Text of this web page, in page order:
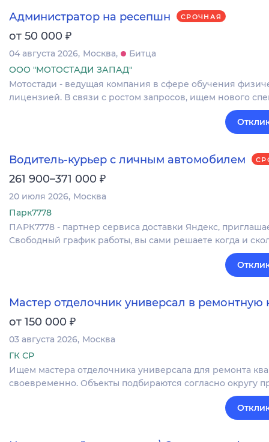
Администратор на ресепшн СРОЧНАЯ
от 50 000 ₽
04 августа 2026 Москва
Битца
ООО "МОТОСТАДИ ЗАПАД"
Мотостади - ведущая компания в сфере обучения
лицензией. В связи с ростом запросов, ищем нового
Водитель-курьер с личным автомобилем
261 900–371 000 ₽
20 июля 2026 Москва
Парк7778
ПАРК7778 - партнер сервиса доставки Яндекс,
Свободный график работы, вы сами решаете когда и
Мастер отделочник универсал в
от 150 000 ₽
03 августа 2026 Москва
ГК СР
Ищем мастера отделочника универсала для ремонта
своевременно. Объекты подбираются согласно округу